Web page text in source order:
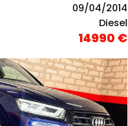
09/04/2014
Diesel
14990 €